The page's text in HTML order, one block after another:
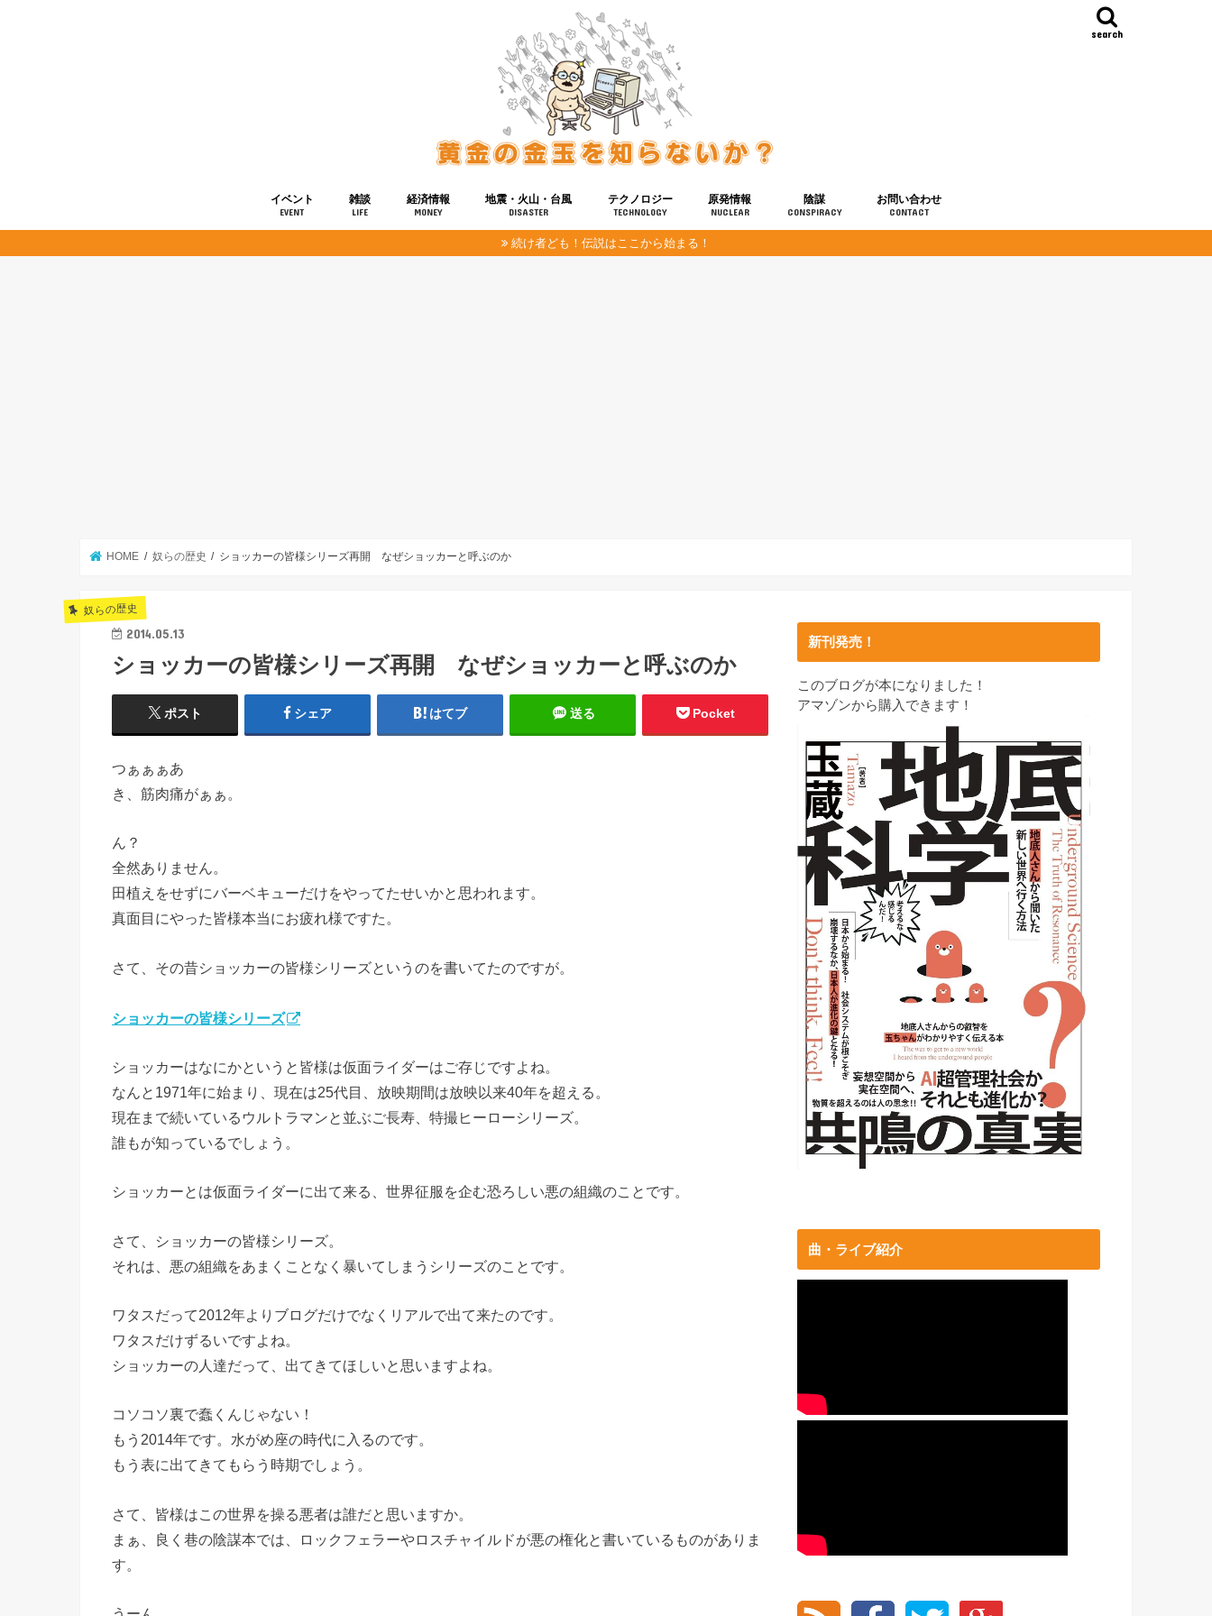
search
イベント
EVENT
雑談
LIFE
経済情報
MONEY
地震・火山・台風
DISASTER
テクノロジー
TECHNOLOGY
健康
宇宙
原発情報
NUCLEAR
陰謀
CONSPIRACY
お問い合わせ
CONTACT
続け者ども！伝説はここから始まる！
HOME 奴らの歴史 ショッカーの皆様シリーズ再開 なぜショッカーと呼ぶのか
奴らの歴史
2014.05.13
ショッカーの皆様シリーズ再開 なぜショッカーと呼ぶのか
ポスト シェア はてブ 送る Pocket
つぁぁぁあ
き、筋肉痛がぁぁ。
ん？
全然ありません。
田植えをせずにバーベキューだけをやってたせいかと思われます。
真面目にやった皆様本当にお疲れ様ですた。
さて、その昔ショッカーの皆様シリーズというのを書いてたのですが。
ショッカーの皆様シリーズ
ショッカーはなにかというと皆様は仮面ライダーはご存じですよね。
なんと1971年に始まり、現在は25代目、放映期間は放映以来40年を超える。
現在まで続いているウルトラマンと並ぶご長寿、特撮ヒーローシリーズ。
誰もが知っているでしょう。
ショッカーとは仮面ライダーに出て来る、世界征服を企む恐ろしい悪の組織のことです。
さて、ショッカーの皆様シリーズ。
それは、悪の組織をあまくことなく暴いてしまうシリーズのことです。
ワタスだって2012年よりブログだけでなくリアルで出て来たのです。
ワタスだけずるいですよね。
ショッカーの人達だって、出てきてほしいと思いますよね。
コソコソ裏で蠢くんじゃない！
もう2014年です。水がめ座の時代に入るのです。
もう表に出てきてもらう時期でしょう。
さて、皆様はこの世界を操る悪者は誰だと思いますか。
まぁ、良く巷の陰謀本では、ロックフェラーやロスチャイルドが悪の権化と書いているものがありま
す。
新刊発売！
このブログが本になりました！
アマゾンから購入できます！
曲・ライブ紹介